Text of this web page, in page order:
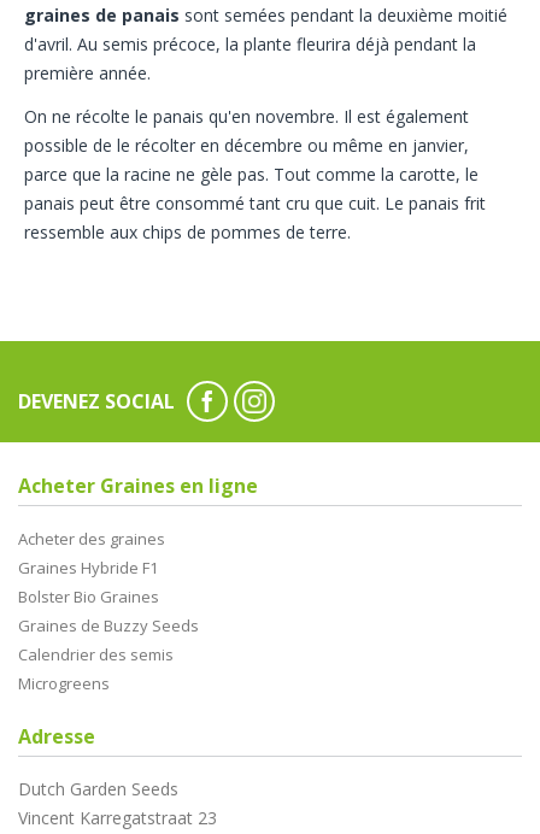
graines de panais sont semées pendant la deuxième moitié
d'avril. Au semis précoce, la plante fleurira déjà pendant la
première année.
On ne récolte le panais qu'en novembre. Il est également
possible de le récolter en décembre ou même en janvier,
parce que la racine ne gèle pas. Tout comme la carotte, le
panais peut être consommé tant cru que cuit. Le panais frit
ressemble aux chips de pommes de terre.
DEVENEZ SOCIAL
Acheter Graines en ligne
Acheter des graines
Graines Hybride F1
Bolster Bio Graines
Graines de Buzzy Seeds
Calendrier des semis
Microgreens
Adresse
Dutch Garden Seeds
Vincent Karregatstraat 23